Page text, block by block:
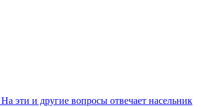
эти и другие вопросы отвечает насельник